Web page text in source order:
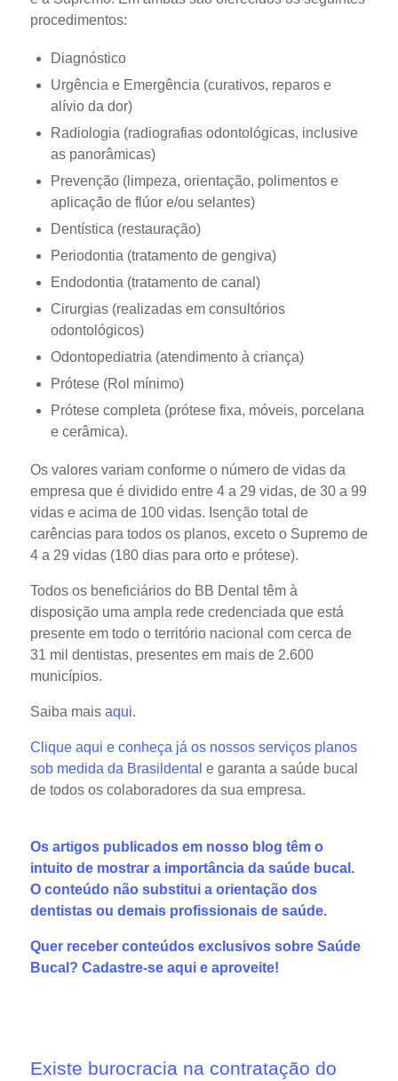
procedimentos:
Diagnóstico
Urgência e Emergência (curativos, reparos e
alívio da dor)
Radiologia (radiografias odontológicas, inclusive
as panorâmicas)
Prevenção (limpeza, orientação, polimentos e
aplicação de flúor e/ou selantes)
Dentística (restauração)
Periodontia (tratamento de gengiva)
Endodontia (tratamento de canal)
Cirurgias (realizadas em consultórios
odontológicos)
Odontopediatria (atendimento à criança)
Prótese (Rol mínimo)
Prótese completa (prótese fixa, móveis, porcelana
e cerâmica).
Os valores variam conforme o número de vidas da
empresa que é dividido entre 4 a 29 vidas, de 30 a 99
vidas e acima de 100 vidas. Isenção total de
carências para todos os planos, exceto o Supremo de
4 a 29 vidas (180 dias para orto e prótese).
Todos os beneficiários do BB Dental têm à
disposição uma ampla rede credenciada que está
presente em todo o território nacional com cerca de
31 mil dentistas, presentes em mais de 2.600
municípios.
Saiba mais aqui.
Clique aqui e conheça já os nossos serviços planos
sob medida da Brasildental e garanta a saúde bucal
de todos os colaboradores da sua empresa.
Os artigos publicados em nosso blog têm o
intuito de mostrar a importância da saúde bucal.
O conteúdo não substitui a orientação dos
dentistas ou demais profissionais de saúde.
Quer receber conteúdos exclusivos sobre Saúde
Bucal? Cadastre-se aquie aproveite!
Existe burocracia na contratação do